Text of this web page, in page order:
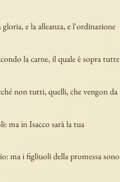
e la alleanza, e l'ordinazione
la carne, il quale è sopra tutte
non tutti, quelli, che vengon da
ma in Isacco sarà la tua
ma i figliuoli della promessa sono